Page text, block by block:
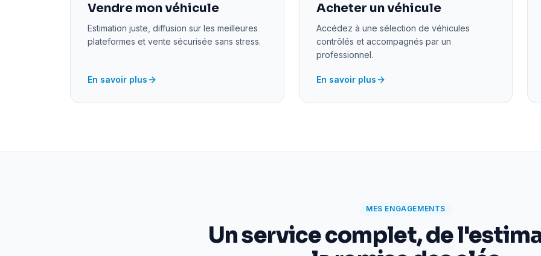
Vendre mon véhicule
Estimation juste, diffusion sur les meilleures
plateformes et vente sécurisée sans stress.
En savoir plus
Acheter un véhicule
Accédez à une sélection de véhicules
contrôlés et accompagnés par un
professionnel.
En savoir plus
MES ENGAGEMENTS
Un service complet, de